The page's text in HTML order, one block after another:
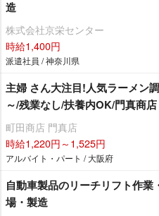
造
株式会社京栄センター
時給1,400円
派遣社員 / 神奈川県
主婦 さん大注目!人気ラーメン
～/残業なし/扶養内OK/門真商店
町田商店 門真店
時給1,220円～1,525円
アルバイト・パート / 大阪府
自動車製品のリーチリフト作
場・製造